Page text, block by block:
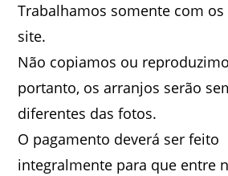
Trabalhamos somente com
site.
Não copiamos ou
portanto, os arranjos serão
diferentes das fotos.
O pagamento deverá ser feito
integralmente para que entre